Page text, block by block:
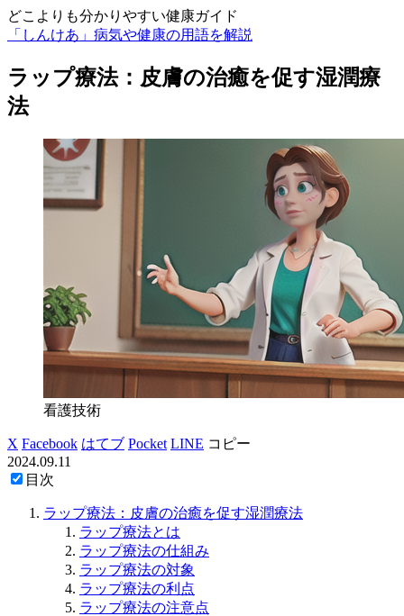
どこよりも分かりやすい健康ガイド
「しんけあ」病気や健康の用語を解説
ラップ療法：皮膚の治癒を促す湿潤療
法
看護技術
X Facebook はてブ Pocket LINE コピー
2024.09.11
目次
ラップ療法：皮膚の治癒を促す湿潤療法
ラップ療法とは
ラップ療法の仕組み
ラップ療法の対象
ラップ療法の利点
ラップ療法の注意点